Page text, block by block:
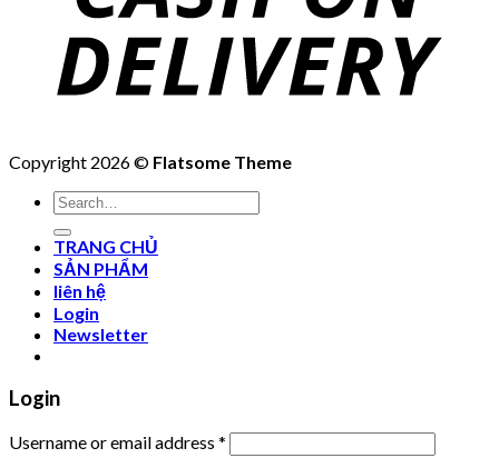
Copyright 2026 © Flatsome Theme
Search
for:
TRANG CHỦ
SẢN PHẨM
liên hệ
Login
Newsletter
Login
Username or email address *